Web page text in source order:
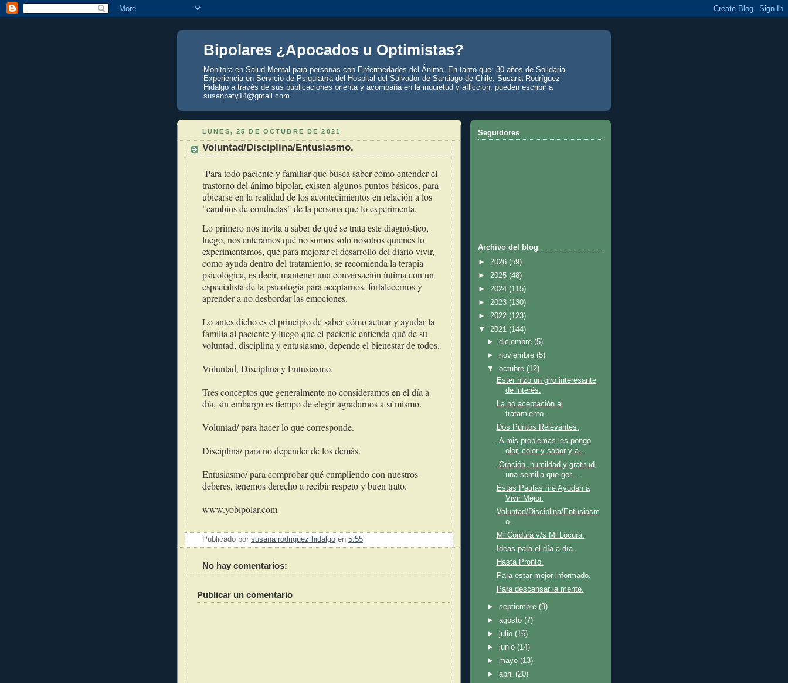
Bipolares ¿Apocados u Optimistas?
Monitora en Salud Mental para personas con Enfermedades del Ánimo. En tanto que: 30 años de Solidaria
Experiencia en Servicio de Psiquiatría del Hospital del Salvador de Santiago de Chile. Susana Rodríguez
Hidalgo a través de sus publicaciones orienta y acompaña en la inquietud y aflicción; pueden escribir a
susanpaty14@gmail.com.
LUNES, 25 DE OCTUBRE DE 2021
Voluntad/Disciplina/Entusiasmo.
Para todo paciente y familiar que busca saber cómo entender el
trastorno del ánimo bipolar, existen algunos puntos básicos, para
ubicarse en la realidad de los acontecimientos en relación a los
"cambios de conductas" de la persona que lo experimenta.
Lo primero nos invita a saber de qué se trata este diagnóstico,
luego, nos enteramos qué no somos solo nosotros quienes lo
experimentamos, qué para mejorar el desarrollo del diario vivir,
como ayuda dentro del tratamiento, se recomienda la terapia
psicológica, es decir, mantener una conversación íntima con un
especialista de la psicología para aceptarnos, fortalecernos y
aprender a no desbordar las emociones.
Lo antes dicho es el principio de saber cómo actuar y ayudar la
familia al paciente y luego que el paciente entienda qué de su
voluntad, disciplina y entusiasmo, depende el bienestar de todos.
Voluntad, Disciplina y Entusiasmo.
Tres conceptos que generalmente no consideramos en el día a
día, sin embargo es tiempo de elegir agradarnos a sí mismo.
Voluntad/ para hacer lo que corresponde.
Disciplina/ para no depender de los demás.
Entusiasmo/ para comprobar qué cumpliendo con nuestros
deberes, tenemos derecho a recibir respeto y buen trato.
www.yobipolar.com
Publicado por susana rodriguez hidalgo en 5:55
No hay comentarios:
Publicar un comentario
Seguidores
Archivo del blog
► 2026 (59)
► 2025 (48)
► 2024 (115)
► 2023 (130)
► 2022 (123)
▼ 2021 (144)
►diciembre(5)
► noviembre(5)
▼octubre(12)
Ester hizo un giro interesante
de interés.
La no aceptación al
tratamiento.
Dos Puntos Relevantes.
A mis problemas les pongo
olor, color y sabor y a...
Oración, humildad y gratitud,
una semilla que ger...
Éstas Pautas me Ayudan a
Vivir Mejor.
Voluntad/Disciplina/Entusiasm
o.
Mi Cordura v/s Mi Locura.
Ideas para el día a día.
Hasta Pronto.
Para estar mejor informado.
Para descansar la mente.
►septiembre(9)
►agosto(7)
► julio(16)
► junio(14)
► mayo(13)
►abril(20)